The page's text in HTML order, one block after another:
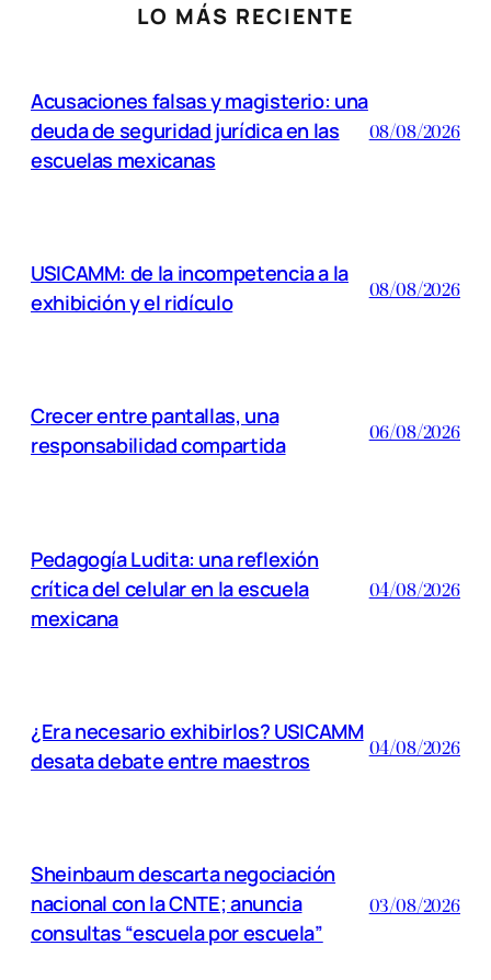
LO MÁS RECIENTE
Acusaciones falsas y magisterio: una
deuda de seguridad jurídica en las
escuelas mexicanas
08/08/2026
USICAMM: de la incompetencia a la
exhibición y el ridículo
08/08/2026
Crecer entre pantallas, una
responsabilidad compartida
06/08/2026
Pedagogía Ludita: una reflexión
crítica del celular en la escuela
mexicana
04/08/2026
¿Era necesario exhibirlos? USICAMM
desata debate entre maestros
04/08/2026
Sheinbaum descarta negociación
nacional con la CNTE; anuncia
consultas “escuela por escuela”
03/08/2026